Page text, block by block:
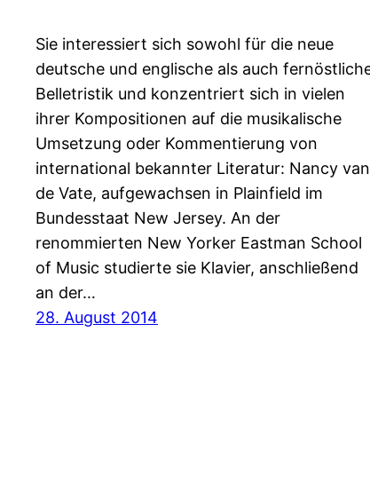
Sie interessiert sich sowohl für die neue
deutsche und englische als auch
Belletristik und konzentriert sich in vielen
ihrer Kompositionen auf die musikalische
Umsetzung oder Kommentierung von
international bekannter Literatur: Nancy van
de Vate, aufgewachsen in Plainfield im
Bundesstaat New Jersey. An der
renommierten New Yorker Eastman School
of Music studierte sie Klavier, anschließend
an der…
28. August 2014